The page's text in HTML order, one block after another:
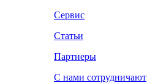
Сервис
Статьи
Партнеры
С нами сотрудничают